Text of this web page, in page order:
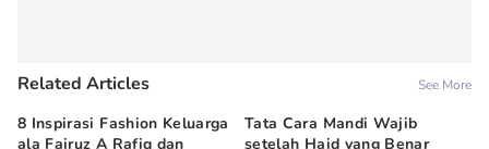
Related Articles See More
8 Inspirasi Fashion Keluarga
ala Fairuz A Rafiq dan
Tata Cara Mandi Wajib
setelah Haid yang Benar